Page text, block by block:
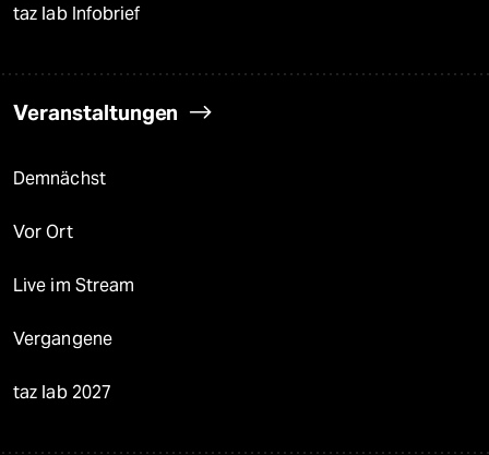
taz lab Infobrief
Veranstaltungen
Demnächst
Vor Ort
Live im Stream
Vergangene
taz lab 2027